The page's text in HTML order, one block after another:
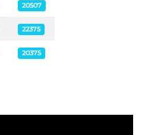
20507
22375
20375